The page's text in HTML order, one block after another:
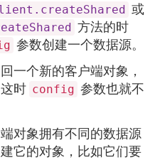
或
方法的时
参数创建一个数据源。
一个新的客户端对象，
时 config 参数也就不
对象拥有不同的数据源
它的对象，比如它们要